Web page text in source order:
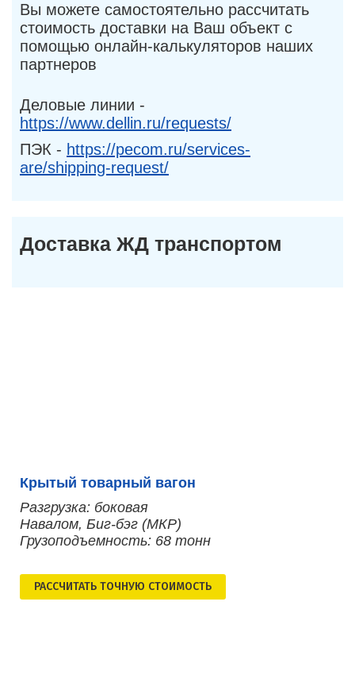
Вы можете самостоятельно рассчитать
стоимость доставки на Ваш объект с
помощью онлайн-калькуляторов наших
партнеров
Деловые линии -
https://www.dellin.ru/requests/
ПЭК - https://pecom.ru/services-
are/shipping-request/
Доставка ЖД транспортом
Крытый товарный вагон
Разгрузка: боковая
Навалом, Биг-бэг (МКР)
Грузоподъемность: 68 тонн
РАСCЧИТАТЬ ТОЧНУЮ СТОИМОСТЬ